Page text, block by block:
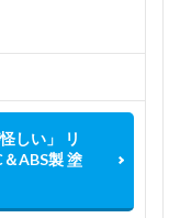
しい」 リ
ABS製 塗